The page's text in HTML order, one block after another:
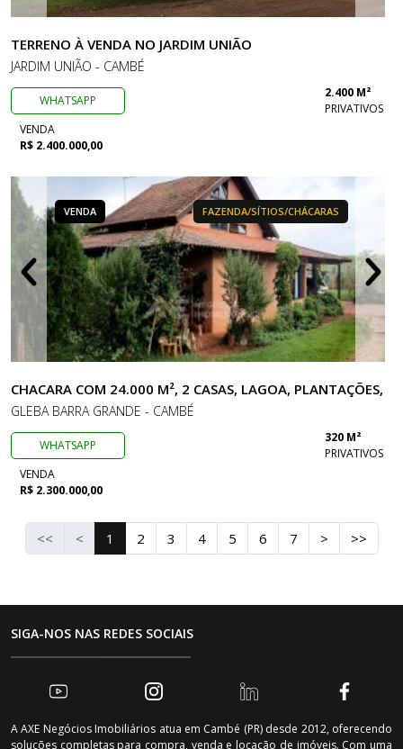
TERRENO À VENDA NO JARDIM UNIÃO
JARDIM UNIÃO - CAMBÉ
WHATSAPP
2.400 M²
PRIVATIVOS
VENDA
R$ 2.400.000,00
VENDA FAZENDA/SÍTIOS/CHÁCARAS
CHACARA COM 24.000 M², 2 CASAS, LAGOA, PLANTAÇÕES,
GLEBA BARRA GRANDE - CAMBÉ
WHATSAPP
320 M²
PRIVATIVOS
VENDA
R$ 2.300.000,00
<< < 1 2 3 4 5 6 7 > >>
SIGA-NOS NAS REDES SOCIAIS
A AXE Negócios Imobiliários atua em Cambé (PR) desde 2012, oferecendo
soluções completas para compra, venda e locação de imóveis. Com uma